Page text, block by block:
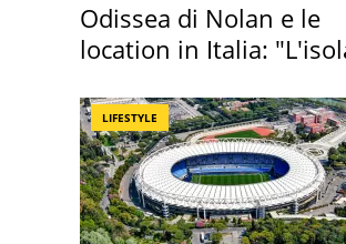
Odissea di Nolan e le
location in Italia:
LIFESTYLE